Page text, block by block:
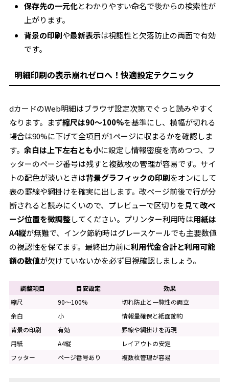
保存先の一元化とわかりやすい命名で後からの検索性が
上がります。
背景の印刷や最新表示は視認性と欠落防止の両面で有効
です。
明細印刷の表示崩れゼロへ！快適設定テクニック
dカードのWeb明細はブラウザ設定次第でぐっと読みやすく
なります。まず縮尺は90〜100%を基準にし、横幅が切れる
場合は90%に下げて全項目が1ページに収まるかを確認しま
す。余白は上下左右とも小に設定し情報密度を高めつつ、フ
ッターのページ番号は残すと複数枚の管理が容易です。サイ
トの配色が淡いときは背景グラフィックの印刷をオンにして
表の罫線や網掛けを確実に出します。改ページ前後で行が分
断されると読みにくいので、プレビューで区切りを見て改ペ
ージ位置を微調整してください。プリンター利用時は用紙は
A4縦が無難で、インク節約時はグレースケールでも主要数値
の視認性を保てます。最終出力前に利用代金合計と利用可能
額の数値が欠けていないかを必ず目視確認しましょう。
調整項目 目安設定
効果
縮尺
90〜100%
切れ防止と一覧性の両立
余白
小
情報量確保と紙面節約
背景の印刷
有効
罫線や網掛けを再現
用紙
A4縦
レイアウトの安定
フッター
ページ番号あり 複数枚管理が容易